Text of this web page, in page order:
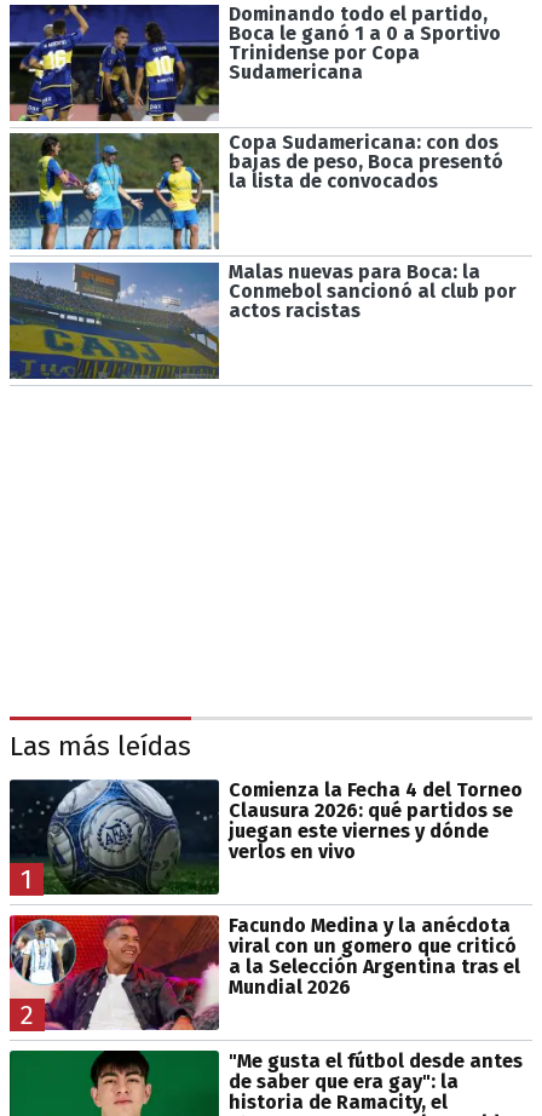
Dominando todo el partido,
Boca le ganó 1 a 0 a Sportivo
Trinidense por Copa
Sudamericana
Copa Sudamericana: con dos
bajas de peso, Boca presentó
la lista de convocados
Malas nuevas para Boca: la
Conmebol sancionó al club por
actos racistas
Las más leídas
1
Comienza la Fecha 4 del Torneo
Clausura 2026: qué partidos se
juegan este viernes y dónde
verlos en vivo
2
Facundo Medina y la anécdota
viral con un gomero que criticó
a la Selección Argentina tras el
Mundial 2026
"Me gusta el fútbol desde antes
de saber que era gay": la
historia de Ramacity, el